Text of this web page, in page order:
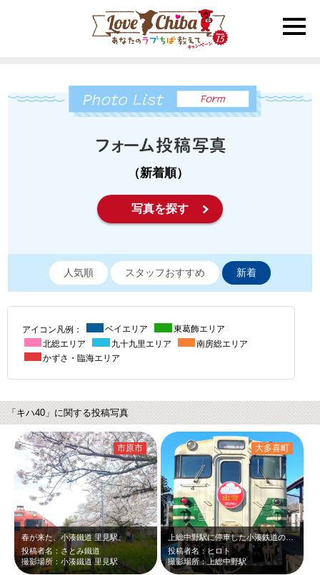
toggle
（新着順）
写真を探す
人気順 スタッフおすすめ 新着
アイコン凡例： ベイエリア
東葛飾エリア
北総エリア
九十九里エリア
南房総エリア
かずさ・臨海エリア
「キハ40」に関する投稿写真
春が来た、小湊鐵道 里見駅。
投稿者名：さとみ鐵道
撮影場所：小湊鐵道 里見駅
市原市
上総中野駅に停車した小湊鉄道の快速キハ40です。赤い出雲のヘッドマークがついて…
投稿者名：ヒロト
撮影場所：上総中野駅
大多喜町